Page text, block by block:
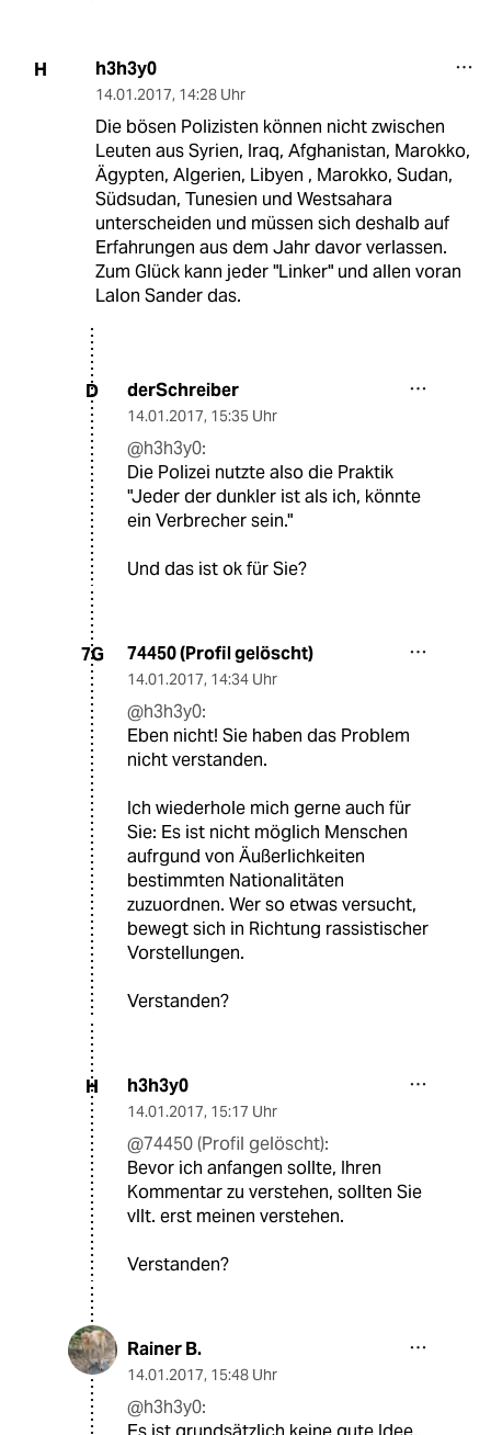
H h3h3y0
14.01.2017, 14:28 Uhr
Die bösen Polizisten können nicht zwischen
Leuten aus Syrien, Iraq, Afghanistan, Marokko,
Ägypten, Algerien, Libyen , Marokko, Sudan,
Südsudan, Tunesien und Westsahara
unterscheiden und müssen sich deshalb auf
Erfahrungen aus dem Jahr davor verlassen.
Zum Glück kann jeder "Linker" und allen voran
Lalon Sander das.
D derSchreiber
14.01.2017, 15:35 Uhr
@h3h3y0:
Die Polizei nutzte also die Praktik
"Jeder der dunkler ist als ich, könnte
ein Verbrecher sein."
Und das ist ok für Sie?
7G 74450 (Profil gelöscht)
14.01.2017, 14:34 Uhr
@h3h3y0:
Eben nicht! Sie haben das Problem
nicht verstanden.
Ich wiederhole mich gerne auch für
Sie: Es ist nicht möglich Menschen
aufrgund von Äußerlichkeiten
bestimmten Nationalitäten
zuzuordnen. Wer so etwas versucht,
bewegt sich in Richtung rassistischer
Vorstellungen.
Verstanden?
H h3h3y0
14.01.2017, 15:17 Uhr
@74450 (Profil gelöscht):
Bevor ich anfangen sollte, Ihren
Kommentar zu verstehen, sollten Sie
vllt. erst meinen verstehen.
Verstanden?
Rainer B.
14.01.2017, 15:48 Uhr
@h3h3y0: